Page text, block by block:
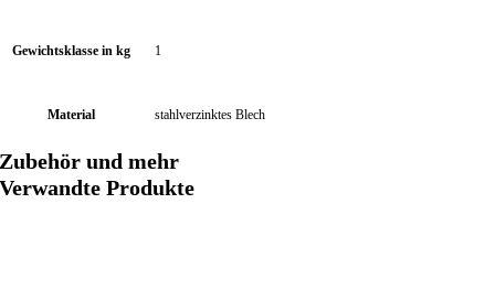
Gewichtsklasse in kg 1
Material stahlverzinktes Blech
Zubehör und mehr
Verwandte Produkte